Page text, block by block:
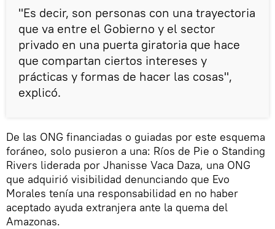
"Es decir, son personas con una trayectoria
que va entre el Gobierno y el sector
privado en una puerta giratoria que hace
que compartan ciertos intereses y
prácticas y formas de hacer las cosas",
explicó.
De las ONG financiadas o guiadas por este esquema
foráneo, solo pusieron a una: Ríos de Pie o Standing
Rivers liderada por Jhanisse Vaca Daza, una ONG
que adquirió visibilidad denunciando que Evo
Morales tenía una responsabilidad en no haber
aceptado ayuda extranjera ante la quema del
Amazonas.